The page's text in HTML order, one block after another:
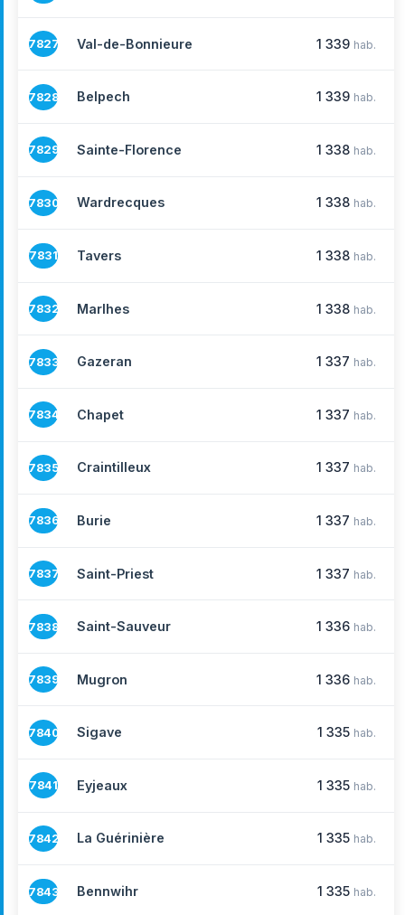
7827 Val-de-Bonnieure 1 339 hab.
7828 Belpech 1 339 hab.
7829 Sainte-Florence 1 338 hab.
7830 Wardrecques 1 338 hab.
7831 Tavers 1 338 hab.
7832 Marlhes 1 338 hab.
7833 Gazeran 1 337 hab.
7834 Chapet 1 337 hab.
7835 Craintilleux 1 337 hab.
7836 Burie 1 337 hab.
7837 Saint-Priest 1 337 hab.
7838 Saint-Sauveur 1 336 hab.
7839 Mugron 1 336 hab.
7840 Sigave 1 335 hab.
7841 Eyjeaux 1 335 hab.
7842 La Guérinière 1 335 hab.
7843 Bennwihr 1 335 hab.